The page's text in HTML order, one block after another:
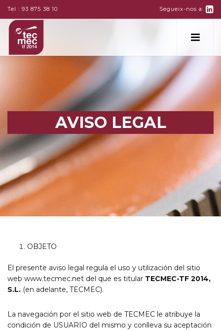
Tel : 93 875 38 10 Segueix-nos a:
AVISO LEGAL
OBJETO
El presente aviso legal regula el uso y utilización del sitio
web www.tecmec.net del que es titular TECMEC-TF 2014,
S.L. (en adelante, TECMEC).
La navegación por el sitio web de TECMEC le atribuye la
condición de USUARIO del mismo y conlleva su aceptación